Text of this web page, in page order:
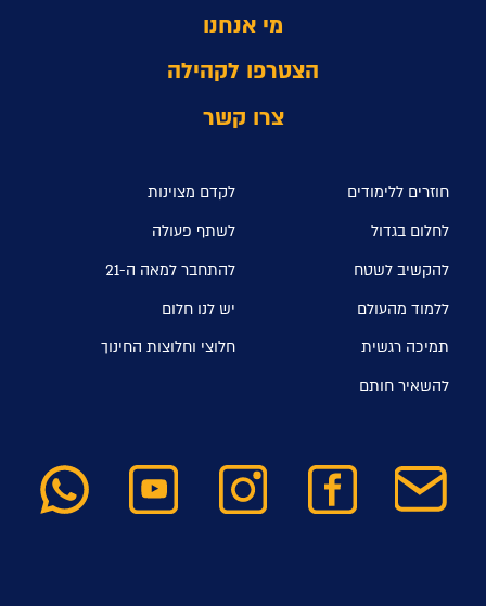
מי אנחנו
הצטרפו לקהילה
צרו קשר
חוזרים ללימודים
לקדם מצוינות
לחלום בגדול
לשתף פעולה
להקשיב לשטח
להתחבר למאה ה-21
ללמוד מהעולם
יש לנו חלום
תמיכה רגשית
חלוצי וחלוצות החינוך
להשאיר חותם